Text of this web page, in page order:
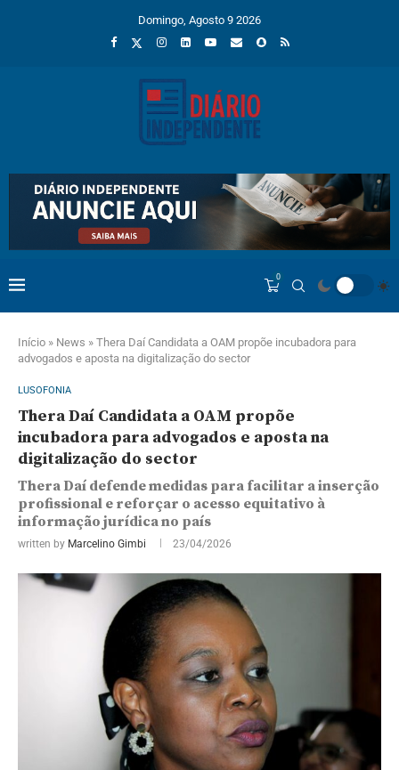
Domingo, Agosto 9 2026
0
Início » News » Thera Daí Candidata a OAM propõe incubadora para
advogados e aposta na digitalização do sector
LUSOFONIA
Thera Daí Candidata a OAM propõe
incubadora para advogados e aposta na
digitalização do sector
Thera Daí defende medidas para facilitar a inserção
profissional e reforçar o acesso equitativo à
informação jurídica no país
written by Marcelino Gimbi 23/04/2026